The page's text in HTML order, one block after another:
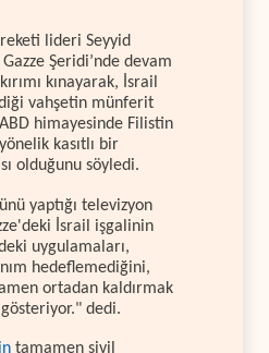
lideri Seyyid
Şeridi’nde devam
kınayarak, İsrail
vahşetin münferit
himayesinde Filistin
kasıtlı bir
olduğunu söyledi.
yaptığı televizyon
İsrail işgalinin
uygulamaları,
hedeflemediğini,
ortadan kaldırmak
dedi.
tamamen sivil